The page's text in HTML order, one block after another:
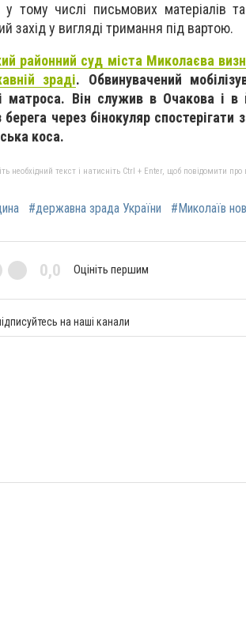
у тому числі письмових матеріалів
захід у вигляді тримання під вартою.
районний суд міста Миколаєва
зраді. Обвинувачений
матроса. Він служив в Очакова і в
через бінокуляр спостерігати
коса.
необхідний текст і натисніть Ctrl + Enter, щоб повідомити про
#державна зрада України #Миколаїв
0,0 Оцініть першим
на наші канали